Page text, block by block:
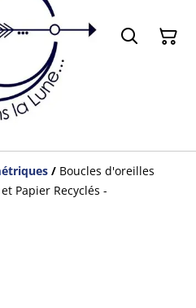
/ Boucles d'oreilles
Papier Recyclés -